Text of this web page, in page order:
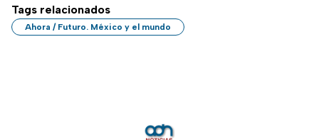
Tags relacionados
Ahora / Futuro. México y el mundo